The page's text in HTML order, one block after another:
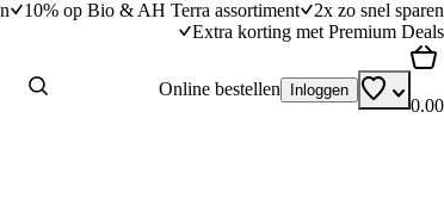
10% op Bio & AH Terra assortiment
2x zo snel sparen
Extra korting met Premium Deals
Online bestellen Inloggen
0.00